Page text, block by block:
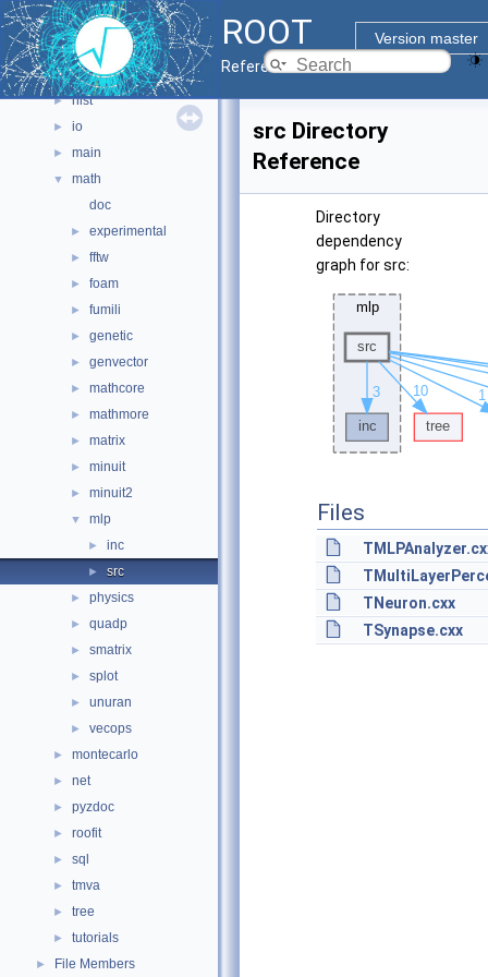
ROOT
Version master
Reference Guide
► graf2d
► graf3d
► gui
► hist
► io
► main
▼
math
doc
► experimental
► fftw
► foam
► fumili
► genetic
► genvector
► mathcore
► mathmore
► matrix
► minuit
► minuit2
▼ mlp
► inc
► src
► physics
► quadp
► smatrix
► splot
► unuran
► vecops
► montecarlo
► net
► pyzdoc
► roofit
► sql
► tmva
► tree
► tutorials
► File Members
src Directory
Reference
Directory
dependency
graph for src:
Files
TNeuron.cxx
TSynapse.cxx